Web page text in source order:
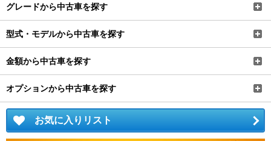
グレードから中古車を探す
型式・モデルから中古車を探す
金額から中古車を探す
オプションから中古車を探す
お気に入りリスト